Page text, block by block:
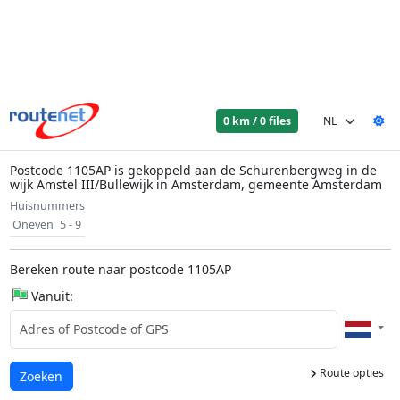
0 km / 0 files
Postcode 1105AP is gekoppeld aan de Schurenbergweg in de
wijk Amstel III/Bullewijk in Amsterdam, gemeente Amsterdam
Huisnummers
Oneven 5 - 9
Bereken route naar postcode 1105AP
Vanuit:
Route opties
Laden...
Zoeken